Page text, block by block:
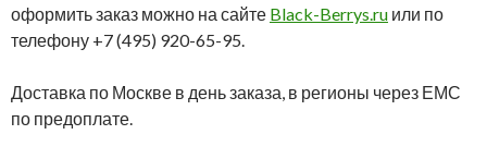
оформить заказ можно на сайте Black-Berrys.ru или по
телефону +7 (495) 920-65-95.
Доставка по Москве в день заказа, в регионы через ЕМС
по предоплате.